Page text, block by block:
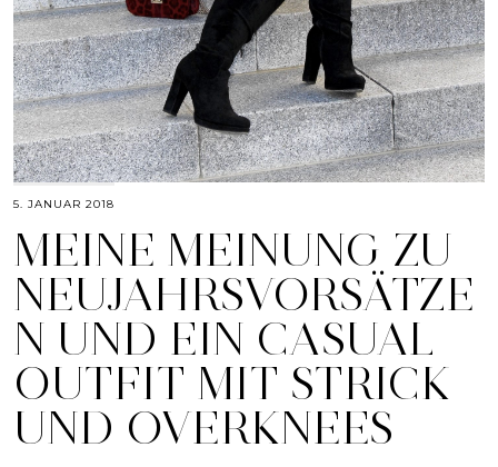
5. JANUAR 2018
MEINE MEINUNG ZU
NEUJAHRSVORSÄTZE
N UND EIN CASUAL
OUTFIT MIT STRICK
UND OVERKNEES